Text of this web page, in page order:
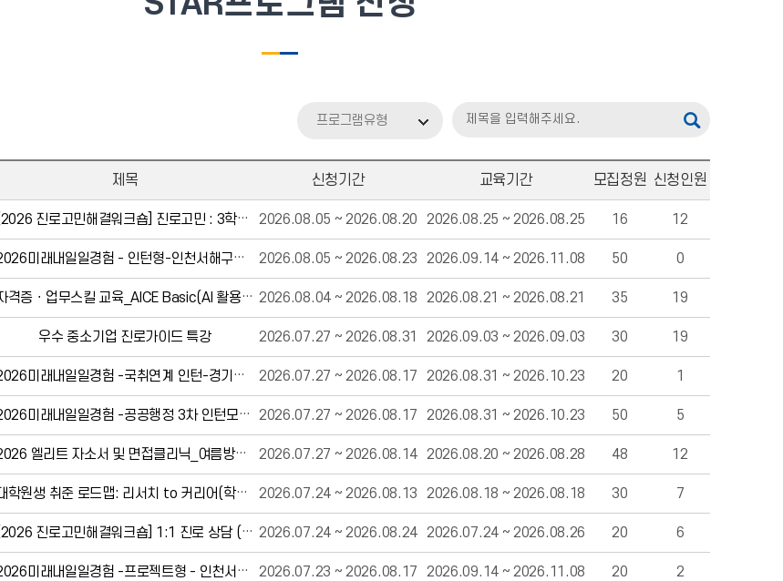
프로그램유형
제목 신청기간 교육기간 모집정원 신청인원
[2026 진로고민해결워크숍] 진로고민 : 3학년 2학기인데, 뭐부터 준비해야 할지 계획이 안 잡혀요.(8.25, 화) 2026.08.05 ~ 2026.08.20 2026.08.25 ~ 2026.08.25 16 12
2026미래내일일경험 - 인턴형-인천서해구시설관리공단,롯데백화점외 2026.08.05 ~ 2026.08.23 2026.09.14 ~ 2026.11.08 50 0
자격증ㆍ업무스킬 교육_AICE Basic(AI 활용능력 평가) 자격 시험 응시반 2026.08.04 ~ 2026.08.18 2026.08.21 ~ 2026.08.21 35 19
우수 중소기업 진로가이드 특강 2026.07.27 ~ 2026.08.31 2026.09.03 ~ 2026.09.03 30 19
2026미래내일일경험 -국취연계 인턴-경기테크노파크외 2026.07.27 ~ 2026.08.17 2026.08.31 ~ 2026.10.23 20 1
2026미래내일일경험 -공공행정 3차 인턴모집-인천도시공사외 2026.07.27 ~ 2026.08.17 2026.08.31 ~ 2026.10.23 50 5
2026 엘리트 자소서 및 면접클리닉_여름방학 취업 패키지_주요 4대기업 취업준비반 모집 2026.07.27 ~ 2026.08.14 2026.08.20 ~ 2026.08.28 48 12
대학원생 취준 로드맵: 리서치 to 커리어(학부생참여가능)_0818 2026.07.24 ~ 2026.08.13 2026.08.18 ~ 2026.08.18 30 7
[2026 진로고민해결워크숍] 1:1 진로 상담 (프로그램 수료자 대상) 2026.07.24 ~ 2026.08.24 2026.07.24 ~ 2026.08.26 20 6
2026미래내일일경험 -프로젝트형 - 인천서해구시설관리공단 2026.07.23 ~ 2026.08.17 2026.09.14 ~ 2026.11.08 20 2